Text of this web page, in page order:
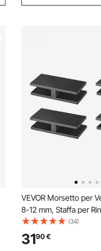
VEVOR Morsetto per
8-12 mm, Staffa per
Rettangolare 4 Pezzi,
Montaggio Vetro
304, Staffa per
(34)
3190€